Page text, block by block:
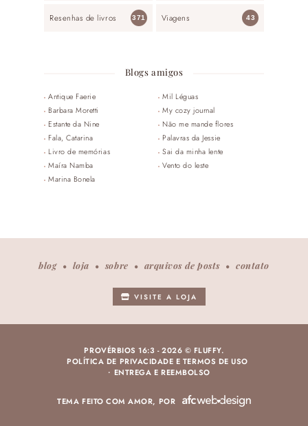
Resenhas de livros 371 Viagens 43
Blogs amigos
Antique Faerie
Barbara Moretti
Estante da Nine
Fala, Catarina
Livro de memórias
Maíra Namba
Marina Bonela
Mil Léguas
My cozy journal
Não me mande flores
Palavras da Jessie
Sai da minha lente
Vento do leste
blog loja sobre arquivos de posts contato
VISITE A LOJA
PROVÉRBIOS 16:3 -2026 © FLUFFY.
POLÍTICA DE PRIVACIDADE E TERMOS DE USO
ENTREGA E REEMBOLSO
TEMA FEITO COM AMOR, POR